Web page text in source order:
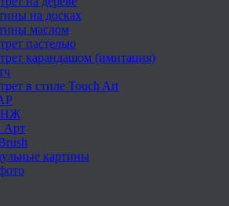
на досках
маслом
пастелью
карандашом (имитация)
в стиле Touch Art
Арт
картины